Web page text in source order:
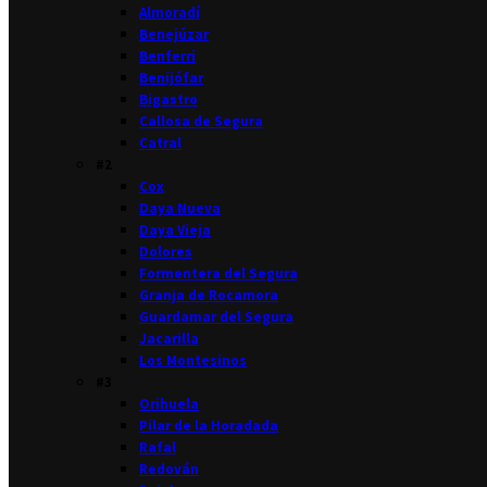
Almoradí
Benejúzar
Benferri
Benijófar
Bigastro
Callosa de Segura
Catral
Cox
Daya Nueva
Daya Vieja
Dolores
Formentera del Segura
Granja de Rocamora
Guardamar del Segura
Jacarilla
Los Montesinos
Orihuela
Pilar de la Horadada
Rafal
Redován